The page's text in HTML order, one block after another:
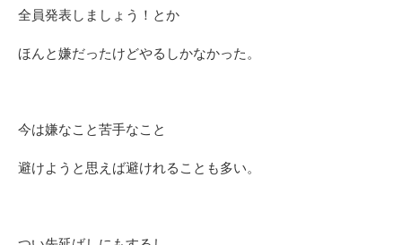
全員発表しましょう！とか
ほんと嫌だったけどやるしかなかった。
今は嫌なこと苦手なこと
避けようと思えば避けれることも多い。